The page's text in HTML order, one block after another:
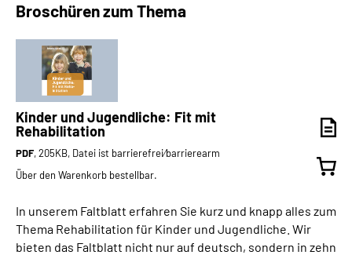
Broschüren zum Thema
Kinder und Jugendliche: Fit mit
Rehabilitation
PDF, 205KB, Datei ist barrierefrei⁄barrierearm
Über den Warenkorb bestellbar.
In unserem Faltblatt erfahren Sie kurz und knapp alles zum
Thema Rehabilitation für Kinder und Jugendliche. Wir
bieten das Faltblatt nicht nur auf deutsch, sondern in zehn